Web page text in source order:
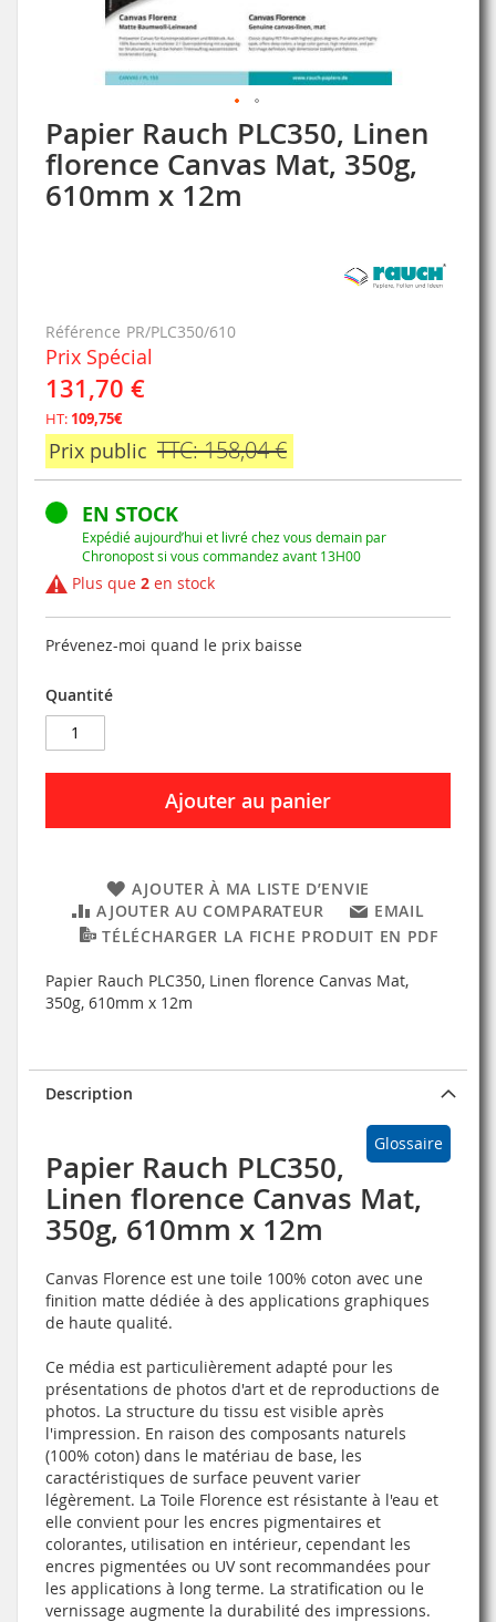
Papier Rauch PLC350, Linen
florence Canvas Mat, 350g,
610mm x 12m
Référence PR/PLC350/610
Prix Spécial
131,70 €
HT: 109,75€
Prix public TTC: 158,04 €
EN STOCK
Expédié aujourd’hui et livré chez vous demain par
Chronopost si vous commandez avant 13H00
Plus que 2 en stock
Prévenez-moi quand le prix baisse
Quantité
Ajouter au panier
AJOUTER À MA LISTE D’ENVIE
AJOUTER AU COMPARATEUR
EMAIL
TÉLÉCHARGER LA FICHE PRODUIT EN PDF
Papier Rauch PLC350, Linen florence Canvas Mat,
350g, 610mm x 12m
Skip
to
the
beginning
Description
Glossaire
Papier Rauch PLC350,
Linen florence Canvas Mat,
350g, 610mm x 12m
Canvas Florence est une toile 100% coton avec une
finition matte dédiée à des applications graphiques
de haute qualité.
Ce média est particulièrement adapté pour les
présentations de photos d'art et de reproductions de
photos. La structure du tissu est visible après
l'impression. En raison des composants naturels
(100% coton) dans le matériau de base, les
caractéristiques de surface peuvent varier
légèrement. La Toile Florence est résistante à l'eau et
elle convient pour les encres pigmentaires et
colorantes, utilisation en intérieur, cependant les
encres pigmentées ou UV sont recommandées pour
les applications à long terme. La stratification ou le
vernissage augmente la durabilité des impressions.